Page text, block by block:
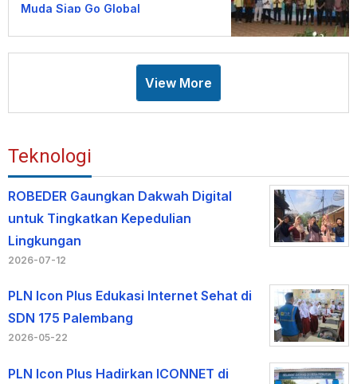
Muda Siap Go Global
View More
Teknologi
ROBEDER Gaungkan Dakwah Digital
untuk Tingkatkan Kepedulian
Lingkungan
2026-07-12
PLN Icon Plus Edukasi Internet Sehat di
SDN 175 Palembang
2026-05-22
PLN Icon Plus Hadirkan ICONNET di